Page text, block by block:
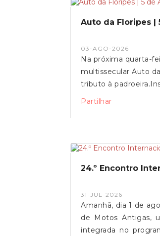
Auto da Floripes |
03-AGO-2026
Na próxima quarta-
multissecular Auto
tributo à
popular que reúne
realização anual
que partilham o
Partilhar
24.º Encontro
31-JUL-2026
Amanhã, dia 1 de
de Motos Antigas,
integrada no